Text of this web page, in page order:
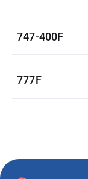
747-400F
777F